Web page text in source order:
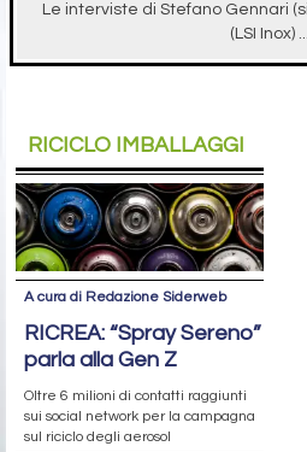
Le interviste di Stefano Gennari
(LSI Inox) ...
RICICLO IMBALLAGGI
A cura di Redazione Siderweb
RICREA: “Spray Sereno”
parla alla Gen Z
Oltre 6 milioni di contatti raggiunti
sui social network per la campagna
sul riciclo degli aerosol